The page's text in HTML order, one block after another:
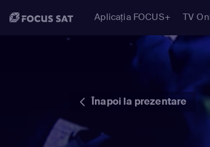
Aplicația FOCUS+ TV
Înapoi la prezentare